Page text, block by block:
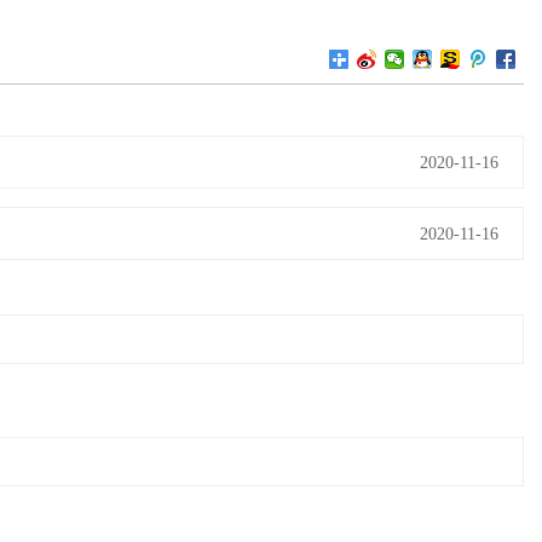
2020-11-16
2020-11-16